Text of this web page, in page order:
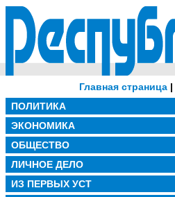
Главная страница|
ПОЛИТИКА
ЭКОНОМИКА
ОБЩЕСТВО
ЛИЧНОЕ ДЕЛО
ИЗ ПЕРВЫХ УСТ